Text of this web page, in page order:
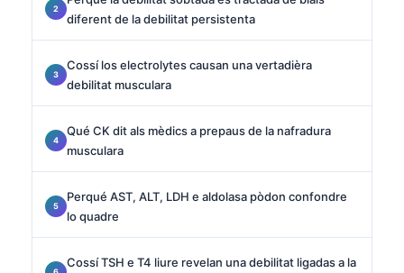
diferent de la debilitat persistenta
Cossí los electrolytes causan una vertadièra
debilitat musculara
Qué CK dit als mèdics a prepaus de la nafradura
musculara
Perqué AST, ALT, LDH e aldolasa pòdon confondre
lo quadre
Cossí TSH e T4 liure revelan una debilitat ligadas a la